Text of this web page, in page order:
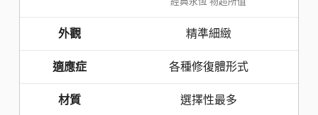
外觀 精準細緻
適應症 各種修復體形式
材質 選擇性最多